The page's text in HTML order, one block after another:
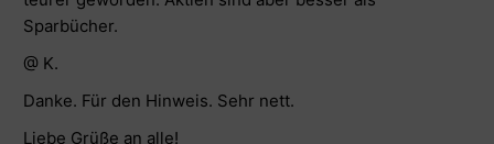
Sparbücher.
@ K.
Danke. Für den Hinweis. Sehr nett.
Liebe Grüße an alle!